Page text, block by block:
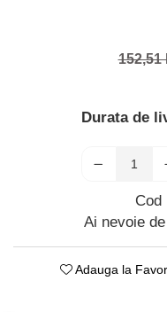
Creme pentru maini si
152,51
Durata de
Cod
Ai nevoie
Adauga la